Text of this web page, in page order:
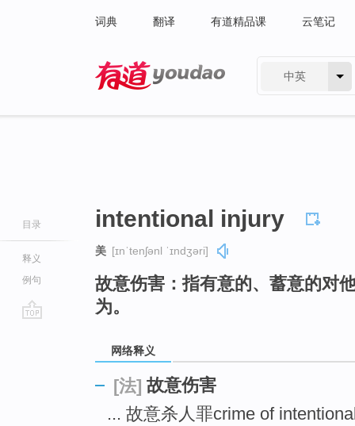
词典 翻译 有道精品课 云笔记
中英
目录
释义
例句
intentional injury
美 [ɪnˈtenʃənl ˈɪndʒəri]
故意伤害：指有意的、蓄意的对
为。
网络释义
[法] 故意伤害
... 故意杀人罪crime of